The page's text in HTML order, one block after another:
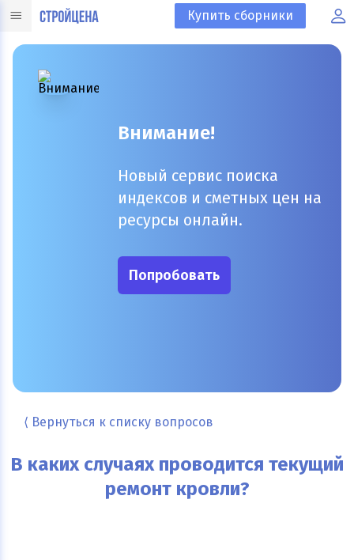
Купить сборники
Внимание!
Новый сервис поиска
индексов и сметных цен на
ресурсы онлайн.
Попробовать
⟨ Вернуться к списку вопросов
В каких случаях проводится текущий
ремонт кровли?